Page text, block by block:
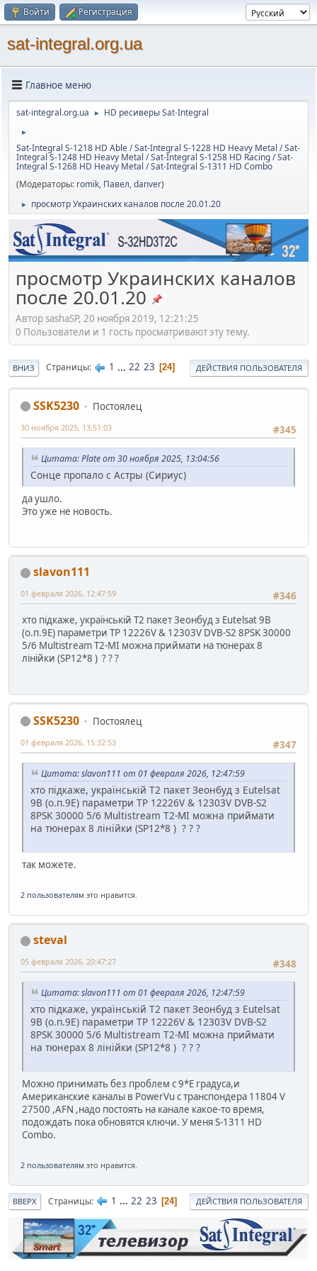
Войти Регистрация
sat-integral.org.ua
Главное меню
sat-integral.org.ua ► HD ресиверы Sat-Integral
►
Sat-Integral S-1218 HD Able / Sat-Integral S-1228 HD Heavy Metal / Sat-
Integral S-1248 HD Heavy Metal / Sat-Integral S-1258 HD Racing / Sat-
Integral S-1268 HD Heavy Metal / Sat-Integral S-1311 HD Combo
(Модераторы: romik, Павел,danver)
► просмотр Украинских каналов после 20.01.20
просмотр Украинских каналов
после 20.01.20
Автор sashaSP, 20 ноября 2019, 12:21:25
0 Пользователи и 1 гость просматривают эту тему.
ВНИЗ Страницы 1 ... 22 23 24 ДЕЙСТВИЯ ПОЛЬЗОВАТЕЛЯ
SSK5230
Постоялец
#345
30 ноября 2025, 13:51:03
Цитата: Plate от 30 ноября 2025, 13:04:56
Сонце пропало с Астры (Сириус)
да ушло.
Это уже не новость.
slavon111
#346
01 февраля 2026, 12:47:59
хто підкаже, українській Т2 пакет Зеонбуд з Eutelsat 9B
(о.п.9Е) параметри ТР 12226V & 12303V DVB-S2 8PSK 30000
5/6 Multistream T2-MI можна приймати на тюнерах 8
лінійки (SP12*8 ) ? ? ?
SSK5230
Постоялец
#347
01 февраля 2026, 15:32:53
Цитата: slavon111 от 01 февраля 2026, 12:47:59
хто підкаже, українській Т2 пакет Зеонбуд з Eutelsat
9B (о.п.9Е) параметри ТР 12226V & 12303V DVB-S2
8PSK 30000 5/6 Multistream T2-MI можна приймати
на тюнерах 8 лінійки (SP12*8 ) ? ? ?
так можете.
2 пользователям это нравится.
steval
#348
05 февраля 2026, 20:47:27
Цитата: slavon111 от 01 февраля 2026, 12:47:59
хто підкаже, українській Т2 пакет Зеонбуд з Eutelsat
9B (о.п.9Е) параметри ТР 12226V & 12303V DVB-S2
8PSK 30000 5/6 Multistream T2-MI можна приймати
на тюнерах 8 лінійки (SP12*8 ) ? ? ?
Можно принимать без проблем с 9*Е градуса,и
Американские каналы в PowerVu с транспондера 11804 V
27500 ,AFN ,надо постоять на канале какое-то время,
подождать пока обновятся ключи. У меня S-1311 HD
Combo.
2 пользователям это нравится.
ВВЕРХ Страницы 1 ... 22 23 24 ДЕЙСТВИЯ ПОЛЬЗОВАТЕЛЯ